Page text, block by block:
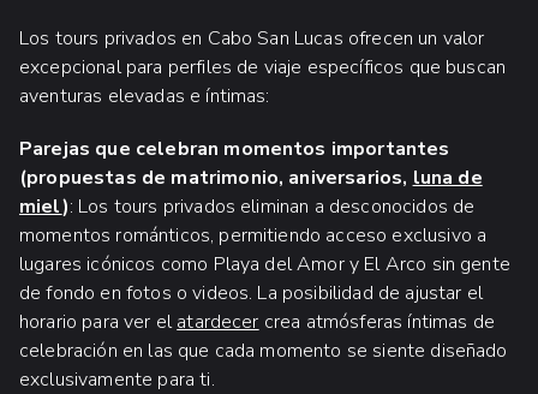
Los tours privados en Cabo San Lucas ofrecen un valor
excepcional para perfiles de viaje específicos que buscan
aventuras elevadas e íntimas:
Parejas que celebran momentos importantes
(propuestas de matrimonio, aniversarios, luna de
miel): Los tours privados eliminan a desconocidos de
momentos románticos, permitiendo acceso exclusivo a
lugares icónicos como Playa del Amor y El Arco sin gente
de fondo en fotos o videos. La posibilidad de ajustar el
horario para ver elatardecer crea atmósferas íntimas de
celebración en las que cada momento se siente diseñado
exclusivamente para ti.